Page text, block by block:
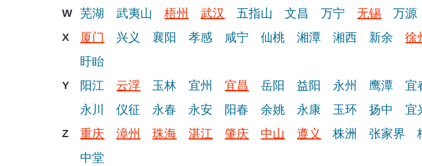
W 芜湖 武夷山 梧州 武汉 五指山 文昌 万宁 无锡 万源
X 厦门 兴义 襄阳 孝感 咸宁 仙桃 湘潭 湘西 新余 徐
盱眙
Y 阳江 云浮 玉林 宜州 宜昌 岳阳 益阳 永州 鹰潭 宜
永川
仪征 永春 永安 阳春 余姚 永康 玉环 扬中 宜
Z 重庆 漳州 珠海 湛江 肇庆 中山 遵义 株洲 张家界
中堂